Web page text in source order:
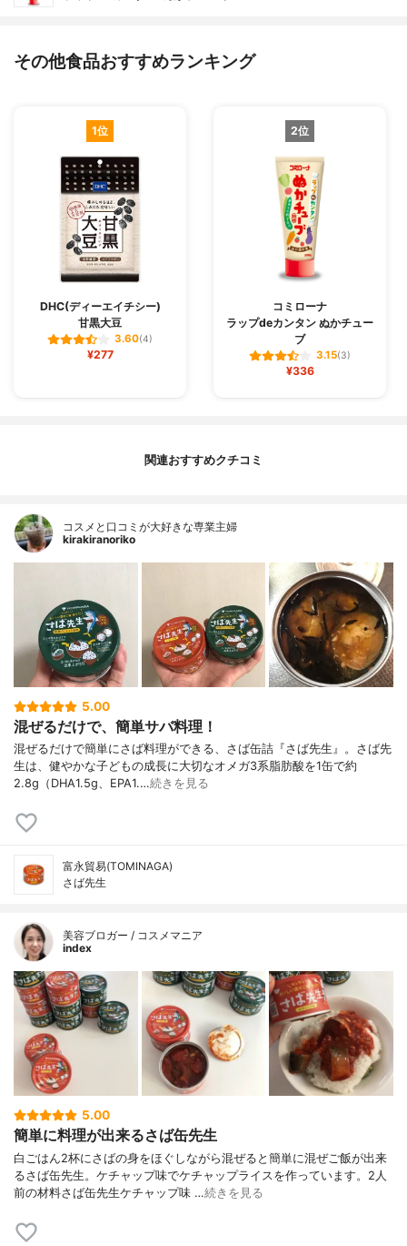
その他食品おすすめランキング
1位
DHC(ディーエイチシー)
甘黒大豆
3.60(4)
¥277
2位
コミローナ
ラップdeカンタン ぬかチュー
ブ
3.15(3)
¥336
関連おすすめクチコミ
コスメと口コミが大好きな専業主婦
kirakiranoriko
5.00
混ぜるだけで、簡単サバ料理！
混ぜるだけで簡単にさば料理ができる、さば缶詰『さば先生』。さば先
生は、健やかな子どもの成長に大切なオメガ3系脂肪酸を1缶で約
2.8g（DHA1.5g、EPA1.…続きを見る
富永貿易(TOMINAGA)
さば先生
美容ブロガー / コスメマニア
index
5.00
簡単に料理が出来るさば缶先生
白ごはん2杯にさばの身をほぐしながら混ぜると簡単に混ぜご飯が出来
るさば缶先生。ケチャップ味でケチャップライスを作っています。2人
前の材料さば缶先生ケチャップ味 …続きを見る